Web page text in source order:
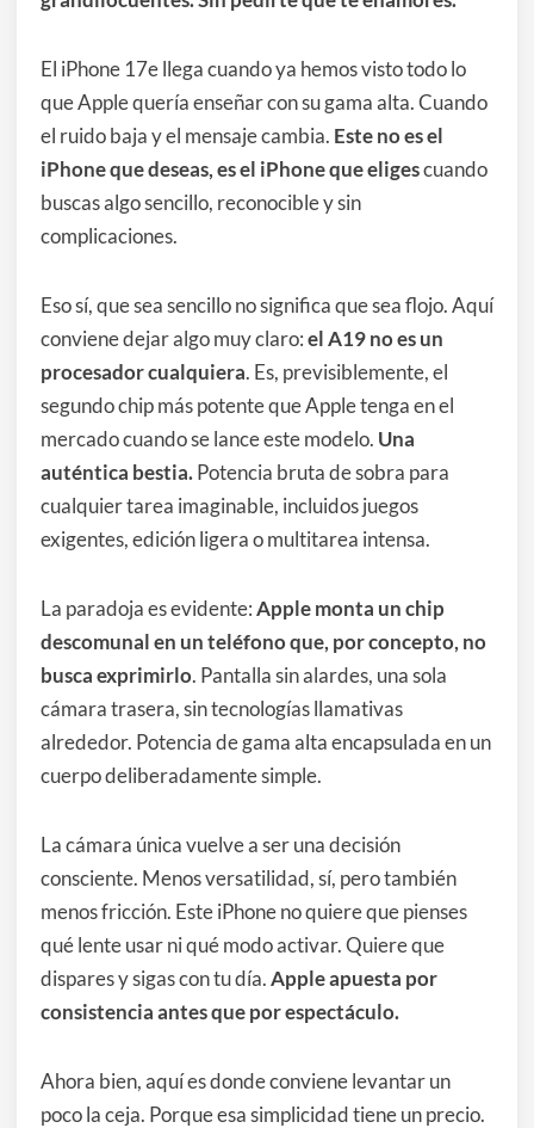
El iPhone 17e llega cuando ya hemos visto todo lo
que Apple quería enseñar con su gama alta. Cuando
el ruido baja y el mensaje cambia. Este no es el
iPhone que deseas, es el iPhone que eligescuando
buscas algo sencillo, reconocible y sin
complicaciones.
Eso sí, que sea sencillo no significa que sea flojo. Aquí
conviene dejar algo muy claro:el A19 no es un
procesador cualquiera. Es, previsiblemente, el
segundo chip más potente que Apple tenga en el
mercado cuando se lance este modelo. Una
auténtica bestia.Potencia bruta de sobra para
cualquier tarea imaginable, incluidos juegos
exigentes, edición ligera o multitarea intensa.
La paradoja es evidente:Apple monta un chip
descomunal en un teléfono que, por concepto, no
busca exprimirlo. Pantalla sin alardes, una sola
cámara trasera, sin tecnologías llamativas
alrededor. Potencia de gama alta encapsulada en un
cuerpo deliberadamente simple.
La cámara única vuelve a ser una decisión
consciente. Menos versatilidad, sí, pero también
menos fricción. Este iPhone no quiere que pienses
qué lente usar ni qué modo activar. Quiere que
dispares y sigas con tu día.Apple apuesta por
consistencia antes que por espectáculo.
Ahora bien, aquí es donde conviene levantar un
poco la ceja. Porque esa simplicidad tiene un precio.